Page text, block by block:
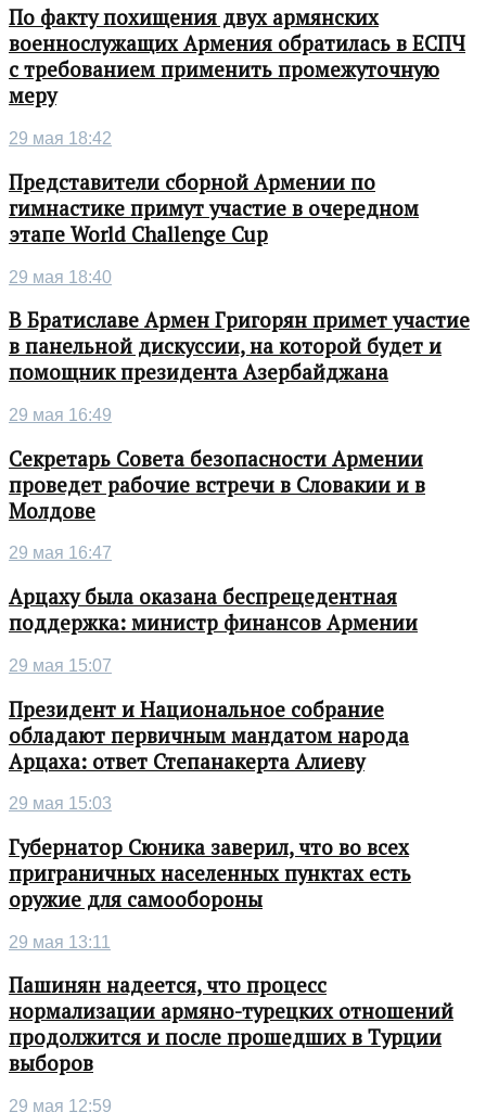
По факту похищения двух армянских
военнослужащих Армения обратилась в ЕСПЧ
с требованием применить промежуточную
меру
29 мая 18:42
Представители сборной Армении по
гимнастике примут участие в очередном
этапе World Challenge Cup
29 мая 18:40
В Братиславе Армен Григорян примет участие
в панельной дискуссии, на которой будет и
помощник президента Азербайджана
29 мая 16:49
Секретарь Совета безопасности Армении
проведет рабочие встречи в Словакии и в
Молдове
29 мая 16:47
Арцаху была оказана беспрецедентная
поддержка: министр финансов Армении
29 мая 15:07
Президент и Национальное собрание
обладают первичным мандатом народа
Арцаха: ответ Степанакерта Алиеву
29 мая 15:03
Губернатор Сюника заверил, что во всех
приграничных населенных пунктах есть
оружие для самообороны
29 мая 13:11
Пашинян надеется, что процесс
нормализации армяно-турецких отношений
продолжится и после прошедших в Турции
выборов
29 мая 12:59